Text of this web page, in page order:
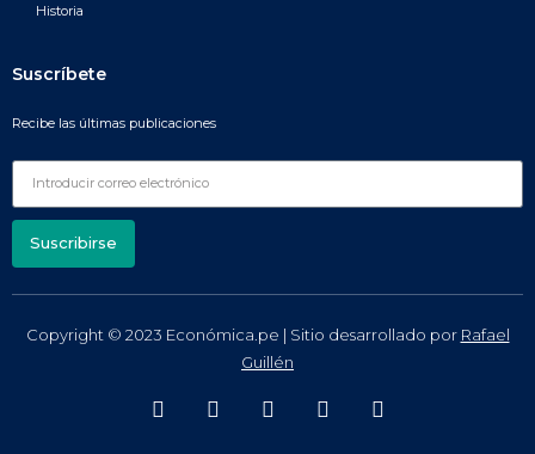
Historia
Suscríbete
Recibe las últimas publicaciones
Suscribirse
Copyright © 2023 Económica.pe | Sitio desarrollado por Rafael
Guillén